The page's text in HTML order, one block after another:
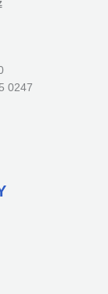
0247